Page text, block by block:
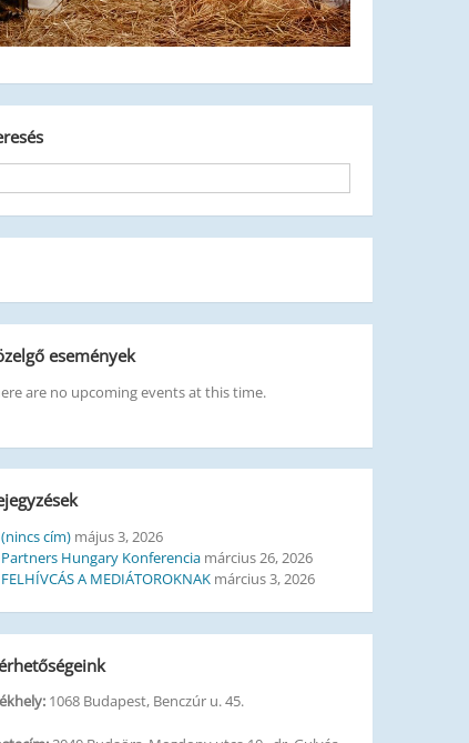
események
are no upcoming events at this time.
(nincs cím) május 3, 2026
Partners Hungary Konferencia március 26, 2026
FELHÍVCÁS A MEDIÁTOROKNAK március 3, 2026
1068 Budapest, Benczúr u. 45.